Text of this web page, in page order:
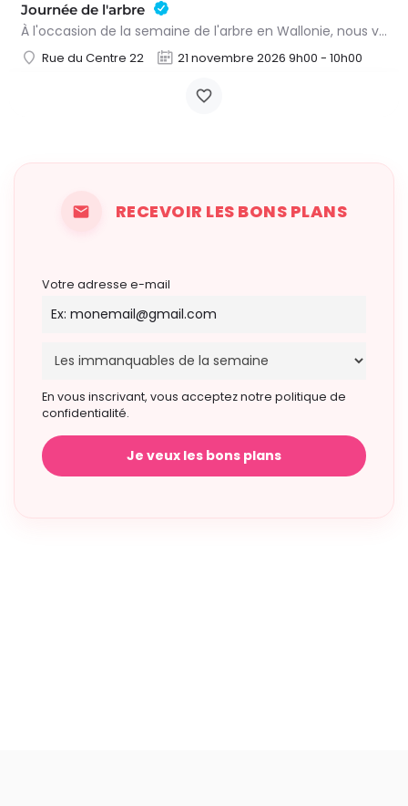
Journée de l'arbre
À l'occasion de la semaine de l'arbre en Wallonie, nous vous proposons l'annuelle distribution gratuite des…
Rue du Centre 22 21 novembre 2026 9h00 - 10h00
RECEVOIR LES BONS PLANS
Votre adresse e-mail
En vous inscrivant, vous acceptez notre politique de
confidentialité.